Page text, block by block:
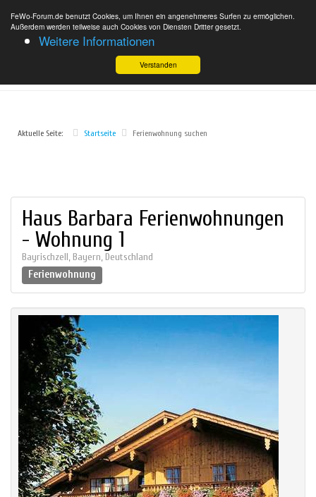
FeWo-Forum.de benutzt Cookies, um Ihnen ein angenehmeres Surfen zu ermöglichen.
Außerdem werden teilweise auch Cookies von Diensten Dritter gesetzt.
Weitere Informationen
Verstanden
Aktuelle Seite: Startseite Ferienwohnung suchen
Haus Barbara Ferienwohnungen
- Wohnung 1
Bayrischzell, Bayern, Deutschland
Ferienwohnung